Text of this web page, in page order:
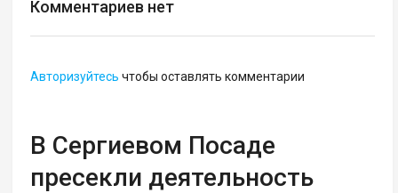
Комментариев нет
Авторизуйтесь чтобы оставлять комментарии
В Сергиевом Посаде
пресекли деятельность